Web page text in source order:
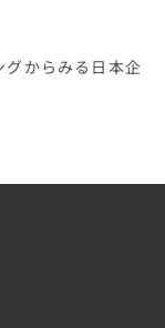
グからみる日本企